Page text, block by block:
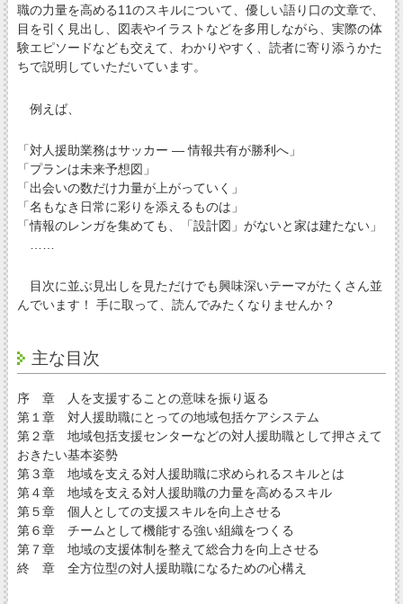
職の力量を高める11のスキルについて、優しい語り口の文章で、
目を引く見出し、図表やイラストなどを多用しながら、実際の体
験エピソードなども交えて、わかりやすく、読者に寄り添うかた
ちで説明していただいています。
例えば、
「対人援助業務はサッカー ― 情報共有が勝利へ」
「プランは未来予想図」
「出会いの数だけ力量が上がっていく」
「名もなき日常に彩りを添えるものは」
「情報のレンガを集めても、「設計図」がないと家は建たない」
目次に並ぶ見出しを見ただけでも興味深いテーマがたくさん並
んでいます！ 手に取って、読んでみたくなりませんか？
主な目次
序 章 人を支援することの意味を振り返る
第１章 対人援助職にとっての地域包括ケアシステム
第２章 地域包括支援センターなどの対人援助職として押さえて
おきたい基本姿勢
第３章 地域を支える対人援助職に求められるスキルとは
第４章 地域を支える対人援助職の力量を高めるスキル
第５章 個人としての支援スキルを向上させる
第６章 チームとして機能する強い組織をつくる
第７章 地域の支援体制を整えて総合力を向上させる
終 章 全方位型の対人援助職になるための心構え